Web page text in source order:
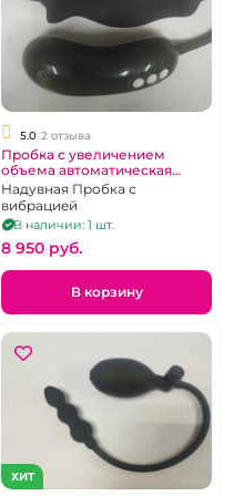
5.0 2 отзыва
Пробка с увеличением
объема автоматическая
"Yunman" черная
Надувная Пробка с
вибрацией
В наличии: 1 шт.
8 950 pуб.
В корзину
ХИТ